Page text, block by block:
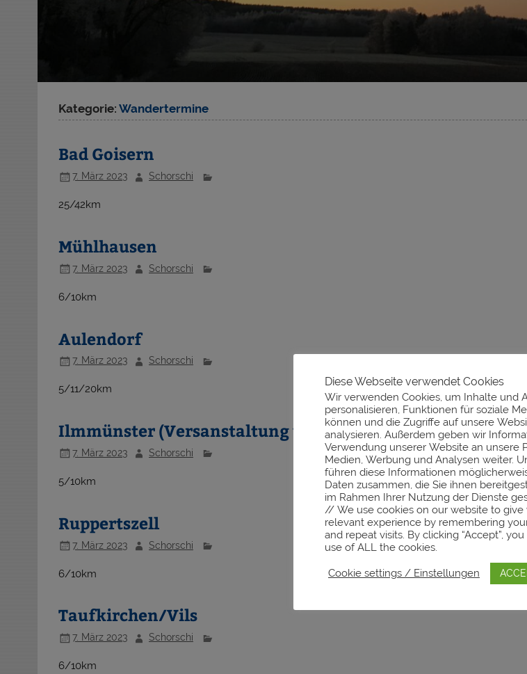
Kategorie:Wandertermine
Bad Goisern
7. März 2023 Schorschi
25/42km
Mühlhausen
7. März 2023 Schorschi
6/10km
Aulendorf
7. März 2023 Schorschi
5/11/20km
Ilmmünster (Versanstaltung wurde abgesagt)
7. März 2023 Schorschi
5/10km
Ruppertszell
7. März 2023 Schorschi
6/10km
Taufkirchen/Vils
7. März 2023 Schorschi
6/10km
Diese Webseite verwendet Cookies
Wir verwenden Cookies, um Inhalte und
personalisieren, Funktionen für soziale
können und die Zugriffe auf unsere
analysieren. Außerdem geben wir
Verwendung unserer Website an unsere
Medien, Werbung und Analysen weiter.
führen diese Informationen
Daten zusammen, die Sie ihnen
im Rahmen Ihrer Nutzung der Dienste
// We use cookies on our website to
relevant experience by remembering
and repeat visits. By clicking “Accept”,
use of ALL the cookies.
Cookie settings / Einstellungen